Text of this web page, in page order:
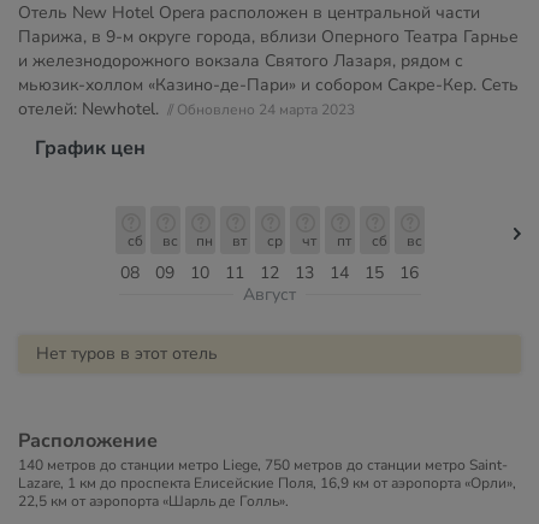
Отель New Hotel Opera расположен в центральной части
Парижа, в 9-м округе города, вблизи Оперного Театра Гарнье
и железнодорожного вокзала Святого Лазаря, рядом с
мьюзик-холлом «Казино-де-Пари» и собором Сакре-Кер. Сеть
отелей: Newhotel. // Обновлено 24 марта 2023
График цен
08
сб
09
вс
10
пн
11
вт
12
ср
13
чт
14
пт
15
сб
16
вс
Август
Нет туров в этот отель
Расположение
140 метров до станции метро Liege, 750 метров до станции метро Saint-
Lazare, 1 км до проспекта Елисейские Поля, 16,9 км от аэропорта «Орли»,
22,5 км от аэропорта «Шарль де Голль».